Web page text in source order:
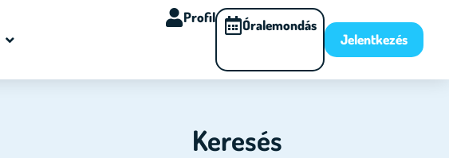
Profil
Óralemondás
Jelentkezés
Keresés